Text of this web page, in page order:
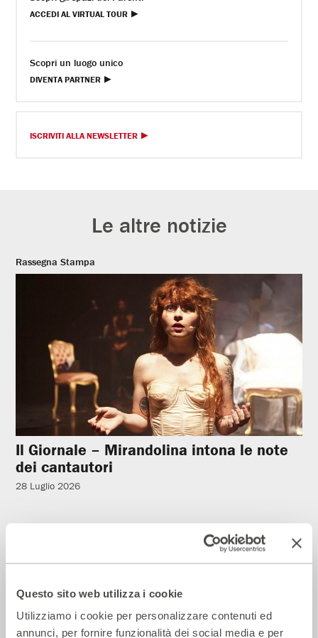
Questo sito web utilizza i cookie
Utilizziamo i cookie per personalizzare contenuti ed
annunci, per fornire funzionalità dei social media e per
ACCEDI AL VIRTUAL TOUR
Scopri un luogo unico
DIVENTA PARTNER
ISCRIVITI ALLA NEWSLETTER
Le altre notizie
Rassegna Stampa
Il Giornale – Mirandolina intona le note
dei cantautori
28 Luglio 2026